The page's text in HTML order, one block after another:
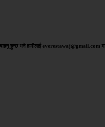
चाहनु हुन्छ भने हामीलाई everestawaj@gmail.com